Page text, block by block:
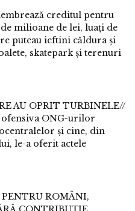
creditul pentru
milioane de lei, luați de
puteau ieftini căldura și
skatepark și terenuri
AU OPRIT TURBINELE//
ofensiva ONG-urilor
și cine, din
le-a oferit actele
ROMÂNI,